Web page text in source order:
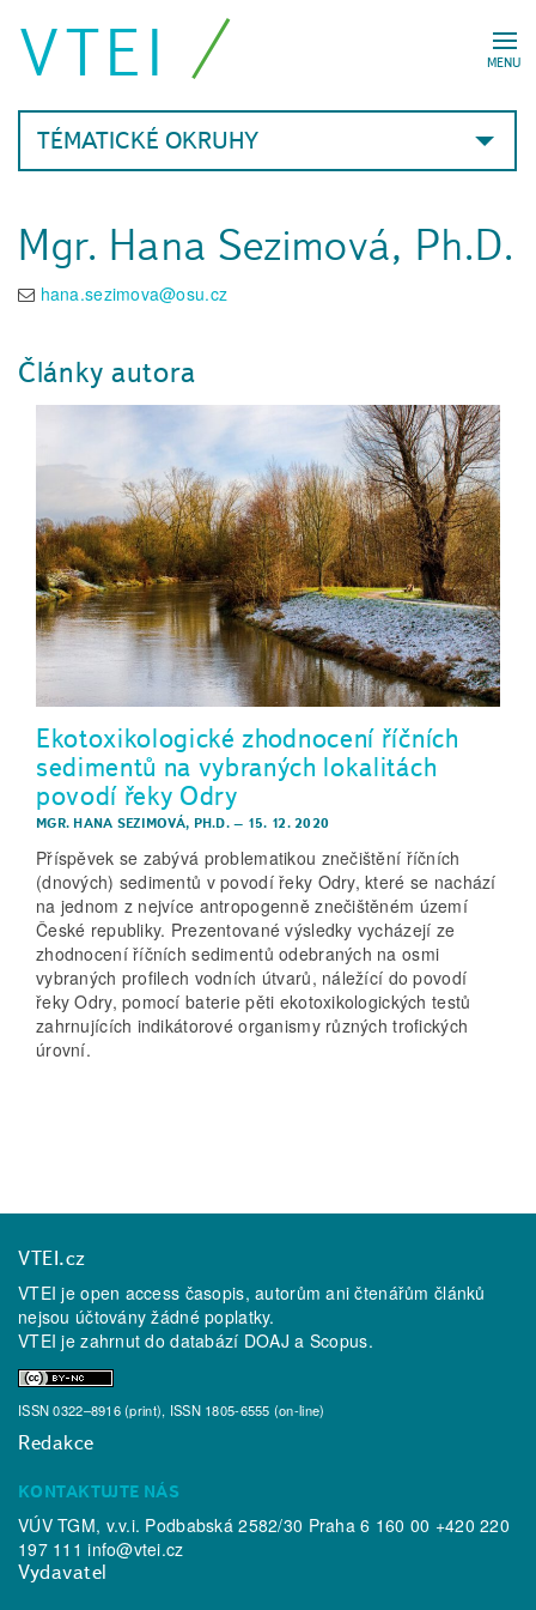
MENU
VTEI
TÉMATICKÉ OKRUHY
Mgr. Hana Sezimová, Ph.D.
hana.sezimova@osu.cz
Články autora
Ekotoxikologické zhodnocení říčních
sedimentů na vybraných lokalitách
povodí řeky Odry
MGR. HANA SEZIMOVÁ, PH.D. – 15. 12. 2020
Příspěvek se zabývá problematikou znečištění říčních
(dnových) sedimentů v povodí řeky Odry, které se nachází
na jednom z nejvíce antropogenně znečištěném území
České republiky. Prezentované výsledky vycházejí ze
zhodnocení říčních sedimentů odebraných na osmi
vybraných profilech vodních útvarů, náležící do povodí
řeky Odry, pomocí baterie pěti ekotoxikologických testů
zahrnujících indikátorové organismy různých trofických
úrovní.
VTEI.cz
VTEI je open access časopis, autorům ani čtenářům článků
nejsou účtovány žádné poplatky.
VTEI je zahrnut do databází DOAJ a Scopus.
ISSN 0322–8916 (print), ISSN 1805-6555 (on-line)
Redakce
KONTAKTUJTE NÁS
VÚV TGM, v.v.i. Podbabská 2582/30 Praha 6 160 00 +420 220
197 111info@vtei.cz
Vydavatel